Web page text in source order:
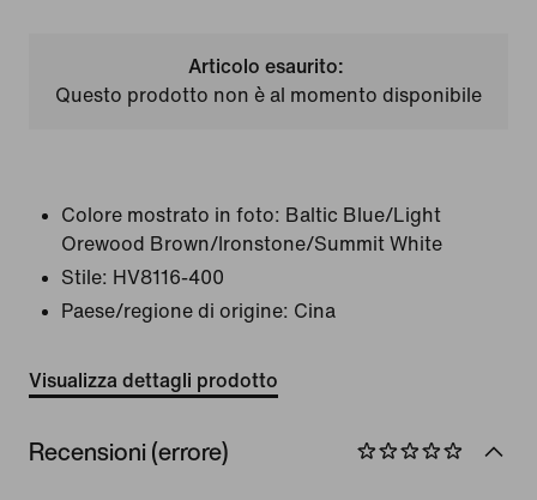
Articolo esaurito:
Questo prodotto non è al momento disponibile
Colore mostrato in foto: Baltic Blue/Light
Orewood Brown/Ironstone/Summit White
Stile: HV8116-400
Paese/regione di origine: Cina
Visualizza dettagli prodotto
Recensioni (errore)